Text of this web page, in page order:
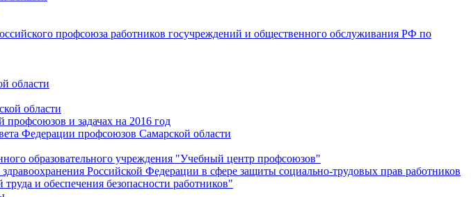
профсоюза работников госучреждений и общественного обслуживания РФ по
области
области
профсоюзов и задачах на 2016 год
Федерации профсоюзов Самарской области
образовательного учреждения "Учебный центр профсоюзов"
Российской Федерации в сфере защиты социально-трудовых прав работников
и обеспечения безопасности работников"